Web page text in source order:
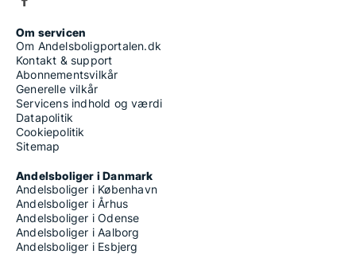
Om servicen
Om Andelsboligportalen.dk
Kontakt & support
Abonnementsvilkår
Generelle vilkår
Servicens indhold og værdi
Datapolitik
Cookiepolitik
Sitemap
Andelsboliger i Danmark
Andelsboliger i København
Andelsboliger i Århus
Andelsboliger i Odense
Andelsboliger i Aalborg
Andelsboliger i Esbjerg